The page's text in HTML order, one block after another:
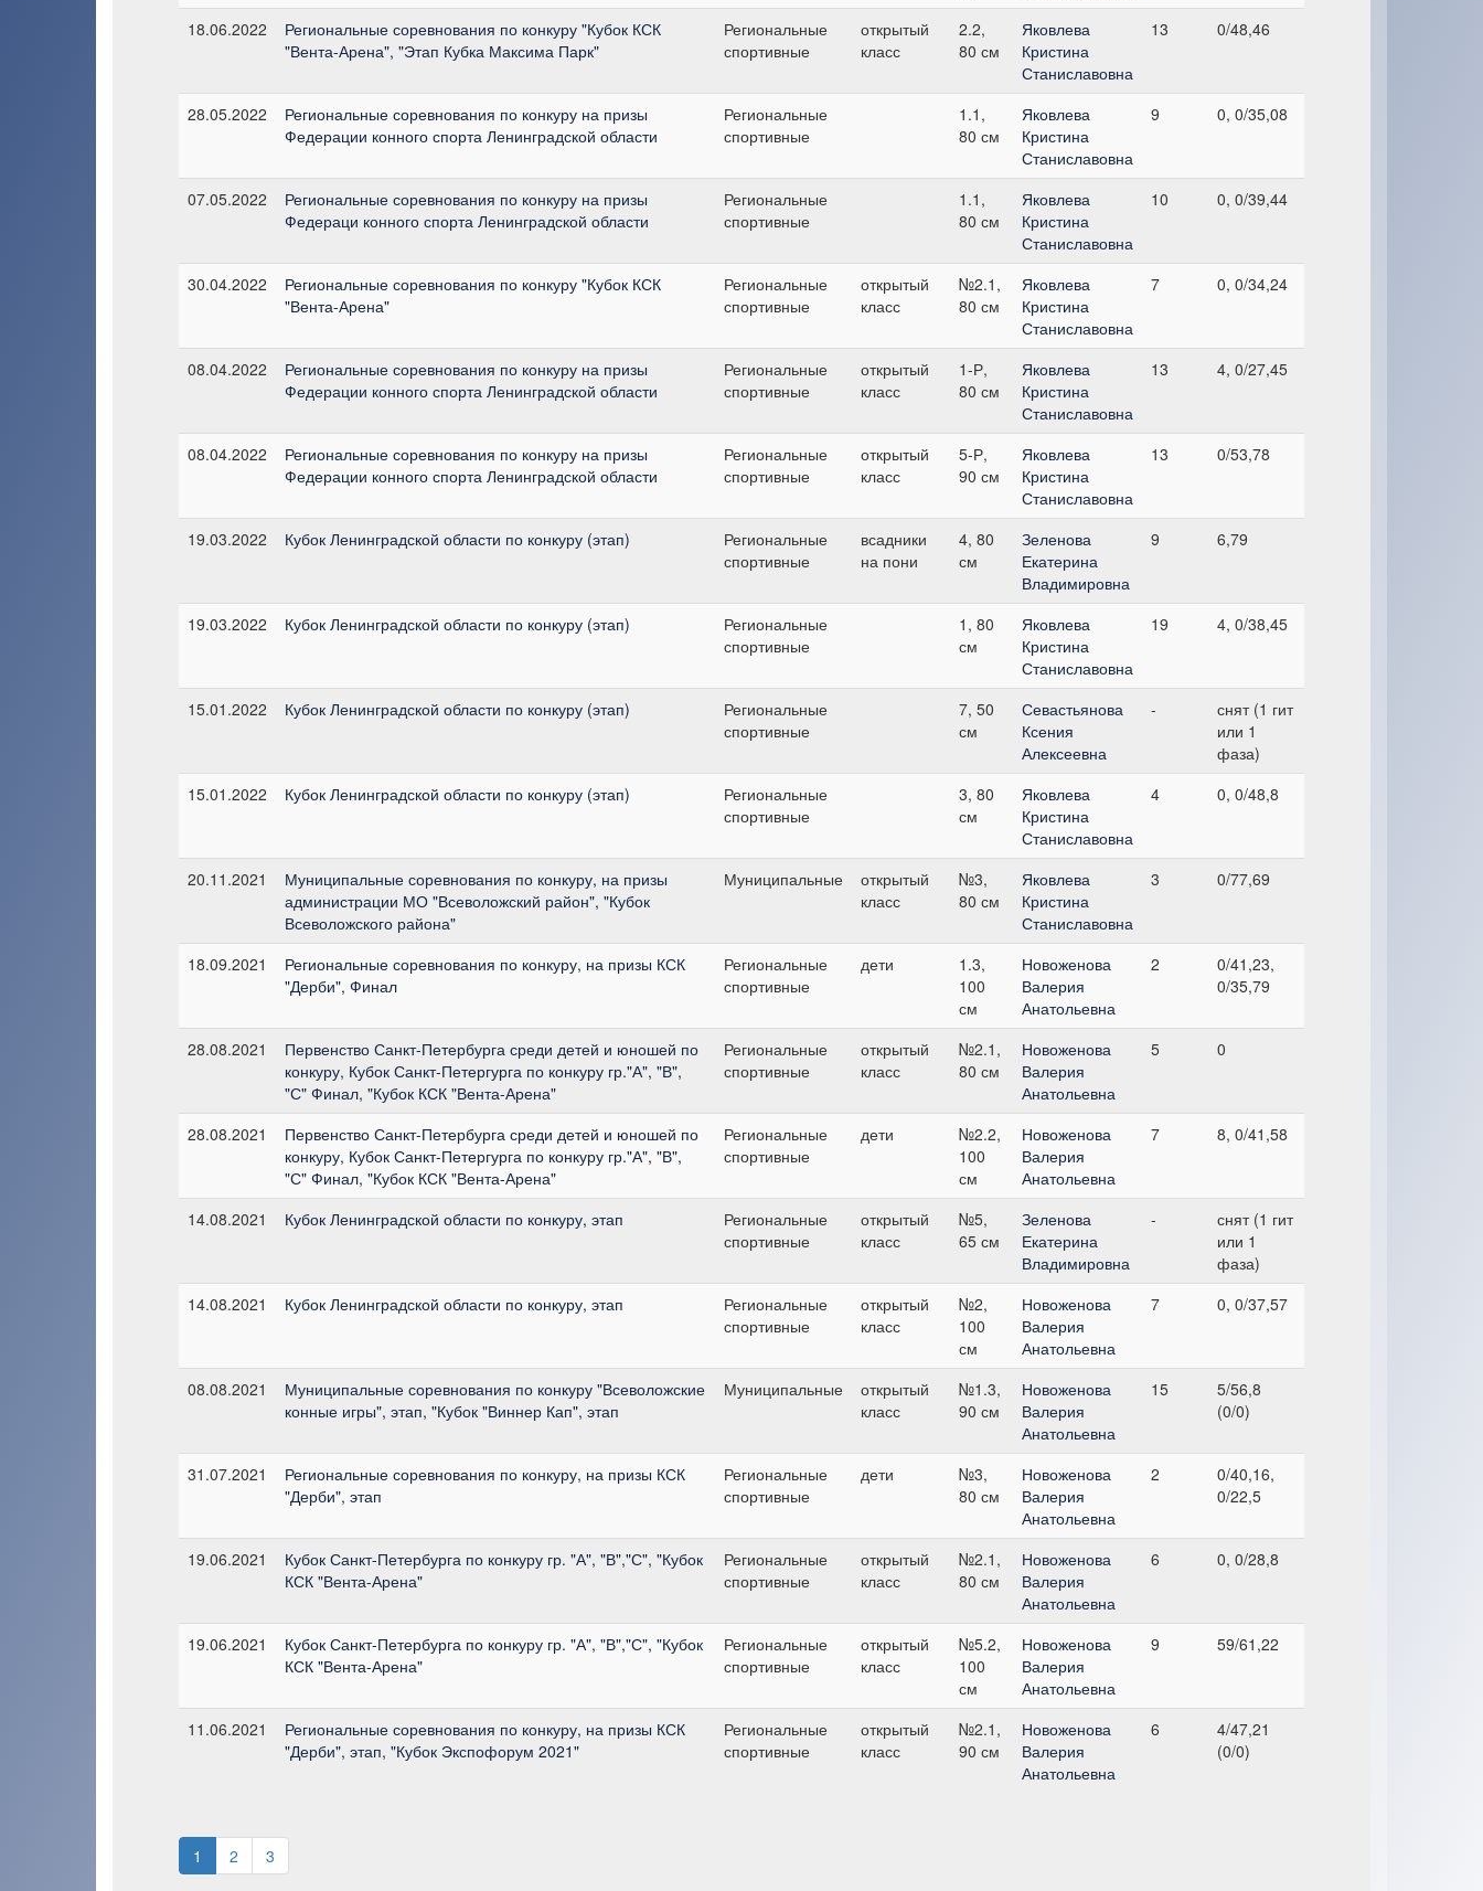
18.06.2022
Региональные соревнования по конкуру "Кубок КСК
"Вента-Арена", "Этап Кубка Максима Парк"
Региональные
спортивные
открытый
класс
2.2,
80 см
Яковлева
Кристина
Станиславовна
13 0/48,46
28.05.2022
Региональные соревнования по конкуру на призы
Федерации конного спорта Ленинградской области
Региональные
спортивные
1.1,
80 см
Яковлева
Кристина
Станиславовна
9 0, 0/35,08
07.05.2022
Региональные соревнования по конкуру на призы
Федераци конного спорта Ленинградской области
Региональные
спортивные
1.1,
80 см
Яковлева
Кристина
Станиславовна
10 0, 0/39,44
30.04.2022
Региональные соревнования по конкуру "Кубок КСК
"Вента-Арена"
Региональные
спортивные
открытый
класс
№2.1,
80 см
Яковлева
Кристина
Станиславовна
7 0, 0/34,24
08.04.2022
Региональные соревнования по конкуру на призы
Федерации конного спорта Ленинградской области
Региональные
спортивные
открытый
класс
1-Р,
80 см
Яковлева
Кристина
Станиславовна
13 4, 0/27,45
08.04.2022
Региональные соревнования по конкуру на призы
Федерации конного спорта Ленинградской области
Региональные
спортивные
открытый
класс
5-Р,
90 см
Яковлева
Кристина
Станиславовна
13 0/53,78
19.03.2022 Кубок Ленинградской области по конкуру (этап)
Региональные
спортивные
всадники
на пони
4, 80
см
Зеленова
Екатерина
Владимировна
9 6,79
19.03.2022 Кубок Ленинградской области по конкуру (этап)
Региональные
спортивные
1, 80
см
Яковлева
Кристина
Станиславовна
19 4, 0/38,45
15.01.2022 Кубок Ленинградской области по конкуру (этап)
Региональные
спортивные
7, 50
см
Севастьянова
Ксения
Алексеевна
-
снят (1 гит
или 1
фаза)
15.01.2022
Кубок Ленинградской области по конкуру (этап)
Региональные
спортивные
3, 80
см
Яковлева
Кристина
Станиславовна
4 0, 0/48,8
20.11.2021
Муниципальные соревнования по конкуру, на призы
администрации МО "Всеволожский район", "Кубок
Всеволожского района"
Муниципальные
открытый
класс
№3,
80 см
Яковлева
Кристина
Станиславовна
3 0/77,69
18.09.2021
Региональные соревнования по конкуру, на призы КСК
"Дерби", Финал
Региональные
спортивные
дети
1.3,
100
см
Новоженова
Валерия
Анатольевна
2
0/41,23,
0/35,79
28.08.2021
Первенство Санкт-Петербурга среди детей и юношей по
конкуру, Кубок Санкт-Петергурга по конкуру гр."А", "В",
"С" Финал, "Кубок КСК "Вента-Арена"
Региональные
спортивные
открытый
класс
№2.1,
80 см
Новоженова
Валерия
Анатольевна
5 0
28.08.2021
Первенство Санкт-Петербурга среди детей и юношей по
конкуру, Кубок Санкт-Петергурга по конкуру гр."А", "В",
"С" Финал, "Кубок КСК "Вента-Арена"
Региональные
спортивные
дети
№2.2,
100
см
Новоженова
Валерия
Анатольевна
7 8, 0/41,58
14.08.2021 Кубок Ленинградской области по конкуру, этап
Региональные
спортивные
открытый
класс
№5,
65 см
Зеленова
Екатерина
Владимировна
-
снят (1 гит
или 1
фаза)
14.08.2021
Кубок Ленинградской области по конкуру, этап
Региональные
спортивные
открытый
класс
№2,
100
см
Новоженова
Валерия
Анатольевна
7 0, 0/37,57
08.08.2021
Муниципальные соревнования по конкуру "Всеволожские
конные игры", этап, "Кубок "Виннер Кап", этап
Муниципальные
открытый
класс
№1.3,
90 см
Новоженова
Валерия
Анатольевна
15
5/56,8
(0/0)
31.07.2021
Региональные соревнования по конкуру, на призы КСК
"Дерби", этап
Региональные
спортивные
дети
№3,
80 см
Новоженова
Валерия
Анатольевна
2
0/40,16,
0/22,5
19.06.2021
Кубок Санкт-Петербурга по конкуру гр. "А", "В","С", "Кубок
КСК "Вента-Арена"
Региональные
спортивные
открытый
класс
№2.1,
80 см
Новоженова
Валерия
Анатольевна
6 0, 0/28,8
19.06.2021
Кубок Санкт-Петербурга по конкуру гр. "А", "В","С", "Кубок
КСК "Вента-Арена"
Региональные
спортивные
открытый
класс
№5.2,
100
см
Новоженова
Валерия
Анатольевна
9 59/61,22
11.06.2021
Региональные соревнования по конкуру, на призы КСК
"Дерби", этап, "Кубок Экспофорум 2021"
Региональные
спортивные
открытый
класс
№2.1,
90 см
Новоженова
Валерия
Анатольевна
6
4/47,21
(0/0)
1 2 3